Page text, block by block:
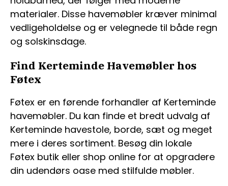
materialer. Disse havemøbler kræver minimal
vedligeholdelse og er velegnede til både regn
og solskinsdage.
Find Kerteminde Havemøbler hos
Føtex
Føtex er en førende forhandler af Kerteminde
havemøbler. Du kan finde et bredt udvalg af
Kerteminde havestole, borde, sæt og meget
mere i deres sortiment. Besøg din lokale
Føtex butik eller shop online for at opgradere
din udendørs oase med stilfulde møbler.